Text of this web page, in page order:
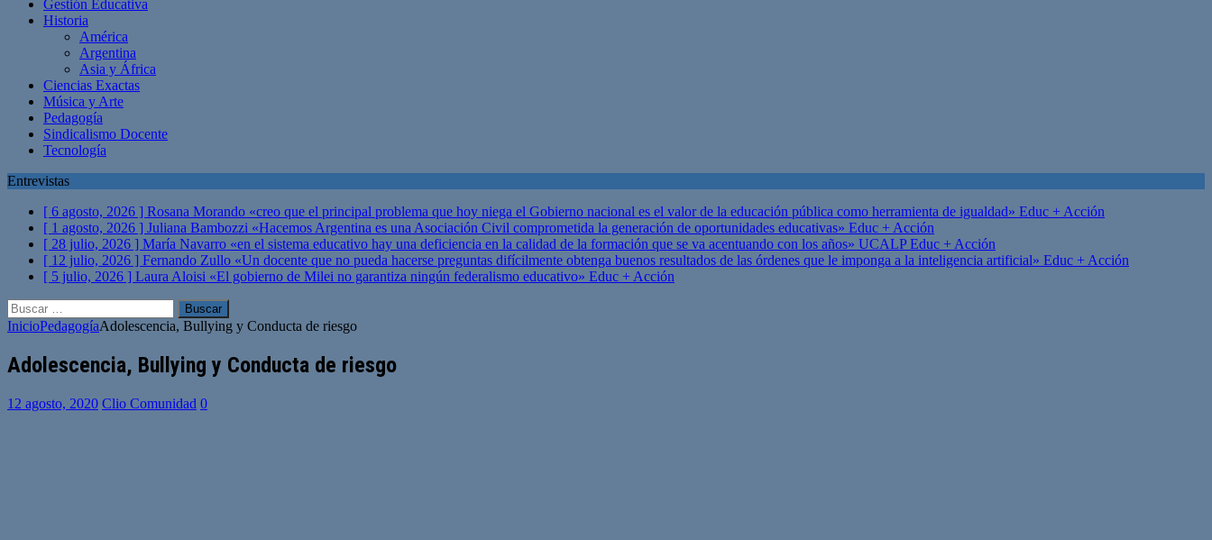
Gestión Educativa
Historia
América
Argentina
Asia y África
Ciencias Exactas
Música y Arte
Pedagogía
Sindicalismo Docente
Tecnología
Entrevistas
[ 6 agosto, 2026 ] Rosana Morando «creo que el principal problema que hoy niega el Gobierno nacional es el valor de la educación pública como herramienta de igualdad» Educ + Acción
[ 1 agosto, 2026 ] Juliana Bambozzi «Hacemos Argentina es una Asociación Civil comprometida la generación de oportunidades educativas» Educ + Acción
[ 28 julio, 2026 ] María Navarro «en el sistema educativo hay una deficiencia en la calidad de la formación que se va acentuando con los años» UCALPEduc + Acción
[ 12 julio, 2026 ] Fernando Zullo «Un docente que no pueda hacerse preguntas difícilmente obtenga buenos resultados de las órdenes que le imponga a la inteligencia artificial» Educ + Acción
[ 5 julio, 2026 ] Laura Aloisi «El gobierno de Milei no garantiza ningún federalismo educativo» Educ + Acción
Buscar:
InicioPedagogíaAdolescencia, Bullying y Conducta de riesgo
Adolescencia, Bullying y Conducta de riesgo
12 agosto, 2020 Clio Comunidad 0